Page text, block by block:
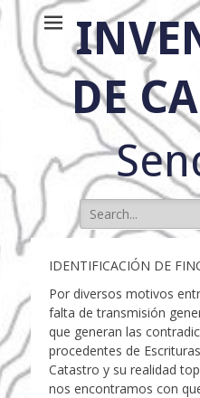
DE
Buscar:
IDENTIFICACIÓN DE
Por diversos motivos
falta de transmisión
que generan las
procedentes de
Catastro y su realidad
nos encontramos con